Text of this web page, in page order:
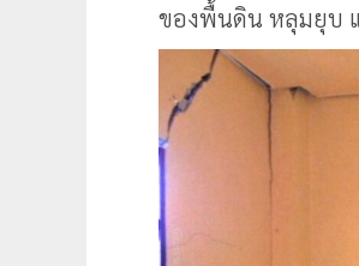
ของพื้นดิน หลุมยุบ